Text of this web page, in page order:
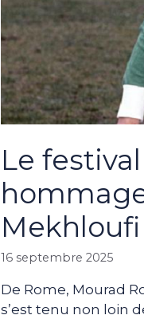
Le
Mekhloufi
16 septembre 2025
De Rome, Mourad
s’est tenu non loin